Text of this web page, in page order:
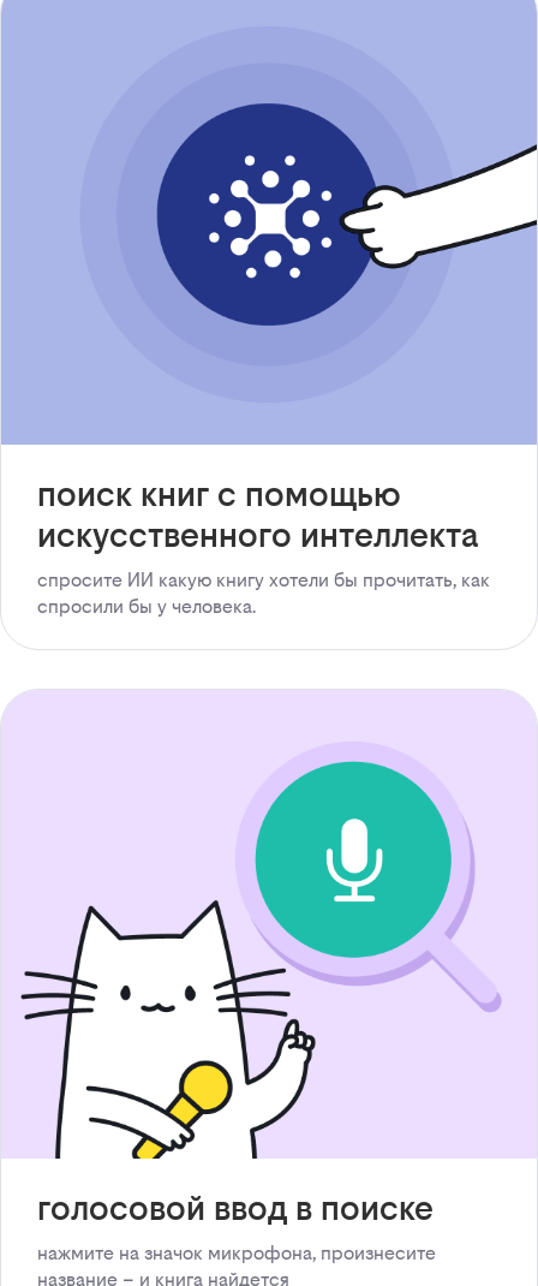
поиск книг с помощью
искусственного интеллекта
спросите ИИ какую книгу хотели бы прочитать, как
спросили бы у человека.
голосовой ввод в поиске
нажмите на значок микрофона, произнесите
название – и книга найдется